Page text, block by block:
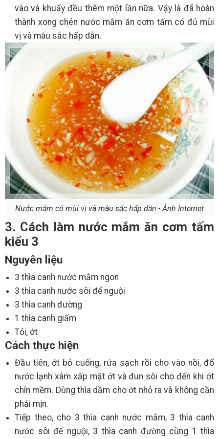
vào và khuấy đều thêm một lần nữa. Vậy là đã hoàn
thành xong chén nước mắm ăn cơm tấm có đủ mùi
vị và màu sắc hấp dẫn.
Nước mắm có mùi vị và màu sắc hấp dẫn - Ảnh Internet
3. Cách làm nước mắm ăn cơm tấm
kiểu 3
Nguyên liệu
3 thìa canh nước mắm ngon
3 thìa canh nước sôi để nguội
3 thìa canh đường
1 thìa canh giấm
Tỏi, ớt
Cách thực hiện
Đầu tiên, ớt bỏ cuống, rửa sạch rồi cho vào nồi, đổ
nước lạnh xâm xấp mặt ớt và đun sôi cho đến khi ớt
chín mềm. Dùng thìa dầm cho ớt nhỏ ra và không cần
phải mịn.
Tiếp theo, cho 3 thìa canh nước mắm, 3 thìa canh
nước sôi để nguội, 3 thìa canh đường cùng 1 thìa